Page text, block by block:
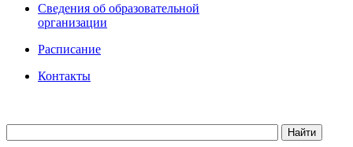
Сведения об образовательной
организации
Расписание
Контакты